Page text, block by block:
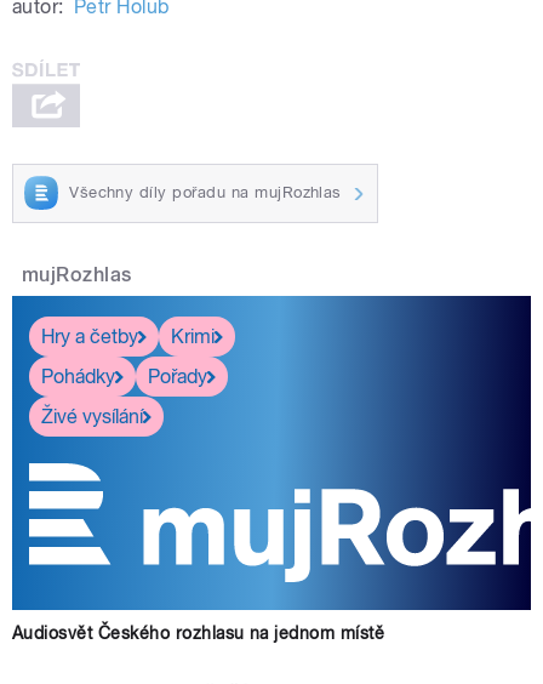
autor: Petr Holub
Všechny díly pořadu na mujRozhlas
mujRozhlas
Hry a četby
Krimi
Pohádky
Pořady
Živé vysílání
Audiosvět Českého rozhlasu na jednom místě